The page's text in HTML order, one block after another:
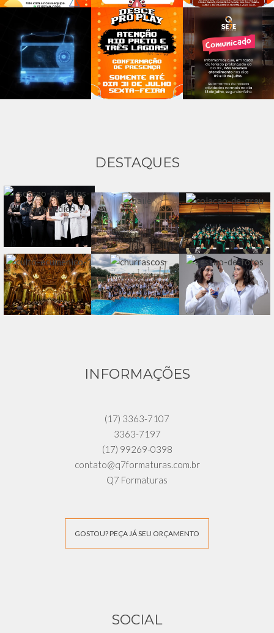
DESTAQUES
INFORMAÇÕES
(17) 3363-7107
3363-7197
(17) 99269-0398
contato@q7formaturas.com.br
Q7 Formaturas
GOSTOU? PEÇA JÁ SEU ORÇAMENTO
SOCIAL